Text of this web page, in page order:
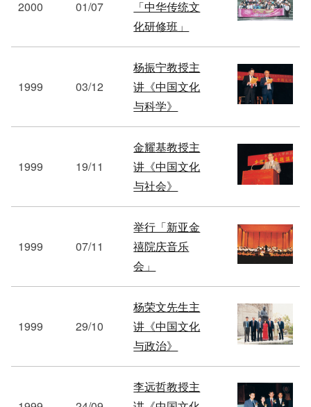
2000 01/07
「中华传统文
化研修班」
1999 03/12
杨振宁教授主
讲《中国文化
与科学》
1999 19/11
金耀基教授主
讲《中国文化
与社会》
1999 07/11
举行「新亚金
禧院庆音乐
会」
1999 29/10
杨荣文先生主
讲《中国文化
与政治》
李远哲教授主